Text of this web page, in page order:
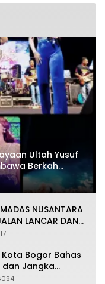
Ultah Yusuf
Berkah
NUSANTARA
LANCAR DAN
Bogor Bahas
dan Jangka